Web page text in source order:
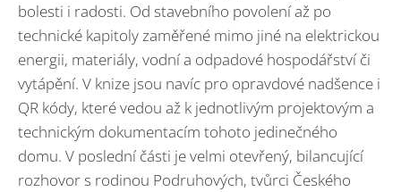
bolesti i radosti. Od stavebního povolení až po
technické kapitoly zaměřené mimo jiné na elektrickou
energii, materiály, vodní a odpadové hospodářství či
vytápění. V knize jsou navíc pro opravdové nadšence i
QR kódy, které vedou až k jednotlivým projektovým a
technickým dokumentacím tohoto jedinečného
domu. V poslední části je velmi otevřený, bilancující
rozhovor s rodinou Podruhových, tvůrci Českého